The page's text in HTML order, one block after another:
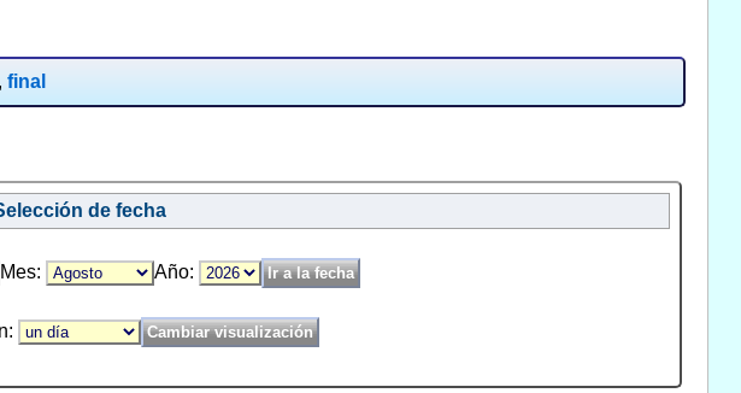
final
de fecha
Mes: Año: